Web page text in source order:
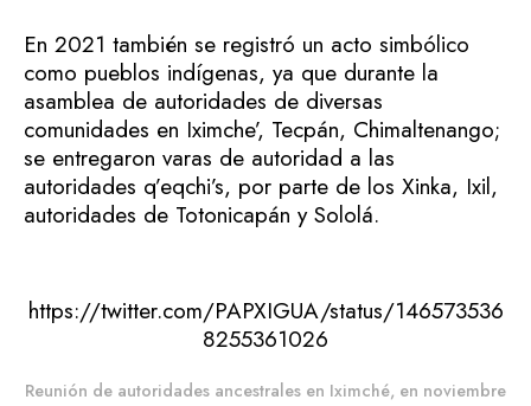
En 2021 también se registró un acto simbólico
como pueblos indígenas, ya que durante la
asamblea de autoridades de diversas
comunidades en Iximche’, Tecpán, Chimaltenango;
se entregaron varas de autoridad a las
autoridades q’eqchi’s, por parte de los Xinka, Ixil,
autoridades de Totonicapán y Sololá.
https://twitter.com/PAPXIGUA/status/146573536
8255361026
Reunión de autoridades ancestrales en Iximché, en noviembre